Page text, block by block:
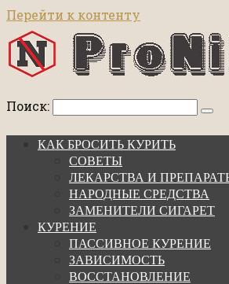
Перейти к контенту
Поиск:
КАК БРОСИТЬ КУРИТЬ
СОВЕТЫ
ЛЕКАРСТВА И
НАРОДНЫЕ СРЕДСТВА
ЗАМЕНИТЕЛИ СИГАРЕТ
КУРЕНИЕ
ПАССИВНОЕ КУРЕНИЕ
ЗАВИСИМОСТЬ
ВОССТАНОВЛЕНИЕ